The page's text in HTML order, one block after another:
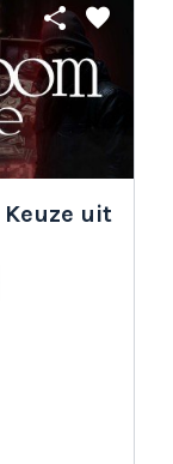
share favorite
uit